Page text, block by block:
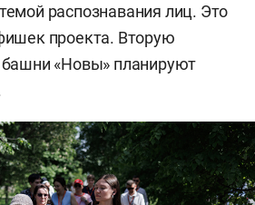
распознавания лиц. Это
проекта. Вторую
башни «Новы» планируют